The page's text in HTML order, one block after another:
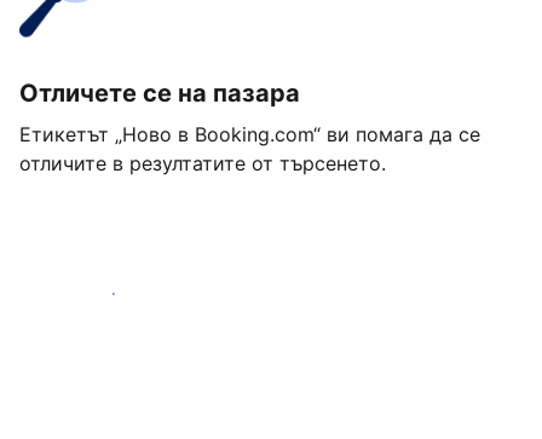
Отличете се на пазара
Етикетът „Ново в Booking.com“ ви помага да се
отличите в резултатите от търсенето.
Започнете днес